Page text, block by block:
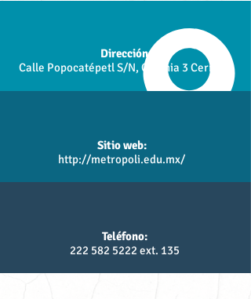
Dirección:
Calle Popocatépetl S/N, Colonia 3 Cerritos
Sitio web:
http://metropoli.edu.mx/
Teléfono:
222 582 5222 ext. 135